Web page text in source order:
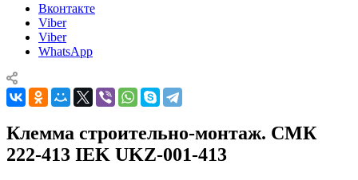
Вконтакте
Viber
Viber
WhatsApp
Клемма строительно-монтаж. СМК
222-413 IEK UKZ-001-413